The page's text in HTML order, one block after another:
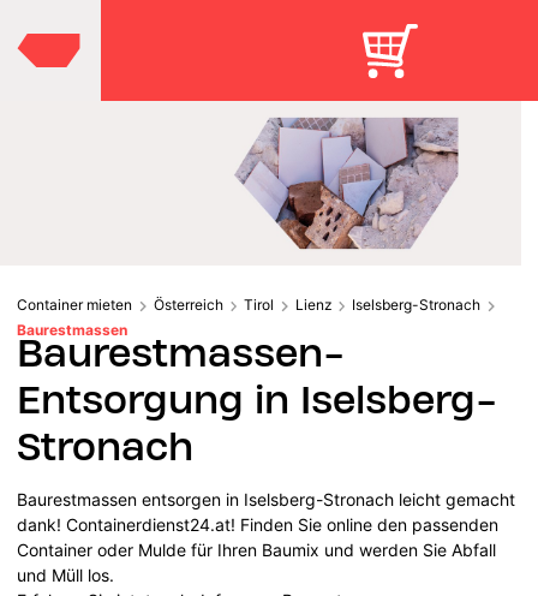
Container mieten Österreich Tirol Lienz
Iselsberg-Stronach
Baurestmassen
Baurestmassen-
Entsorgung in Iselsberg-
Stronach
Baurestmassen entsorgen in Iselsberg-Stronach leicht gemacht
dank! Containerdienst24.at! Finden Sie online den passenden
Container oder Mulde für Ihren Baumix und werden Sie Abfall
und Müll los.